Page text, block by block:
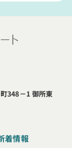
348－1 御所東
着情報